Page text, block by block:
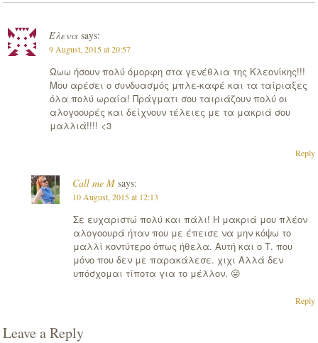
Έλενα says:
9 August, 2015 at 20:57
Ωωω ήσουν πολύ όμορφη στα γενέθλια της Κλεονίκης!!!
Μου αρέσει ο συνδυασμός μπλε-καφέ και τα ταίριαξες
όλα πολύ ωραία! Πράγματι σου ταιριάζουν πολύ οι
αλογοουρές και δείχνουν τέλειες με τα μακριά σου
μαλλιά!!!! <3
Reply
Call me M says:
10 August, 2015 at 12:13
Σε ευχαριστώ πολύ και πάλι! Η μακριά μου πλέον
αλογοουρά ήταν που με έπεισε να μην κόψω το
μαλλί κοντύτερο όπως ήθελα. Αυτή και ο Τ. που
μόνο που δεν με παρακάλεσε. χιχι Αλλά δεν
υπόσχομαι τίποτα για το μέλλον. 😛
Reply
Leave a Reply